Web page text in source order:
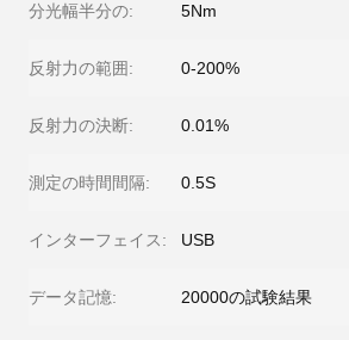
分光幅半分の: 5Nm
反射力の範囲: 0-200%
反射力の決断: 0.01%
測定の時間間隔: 0.5S
インターフェイス: USB
データ記憶: 20000の試験結果